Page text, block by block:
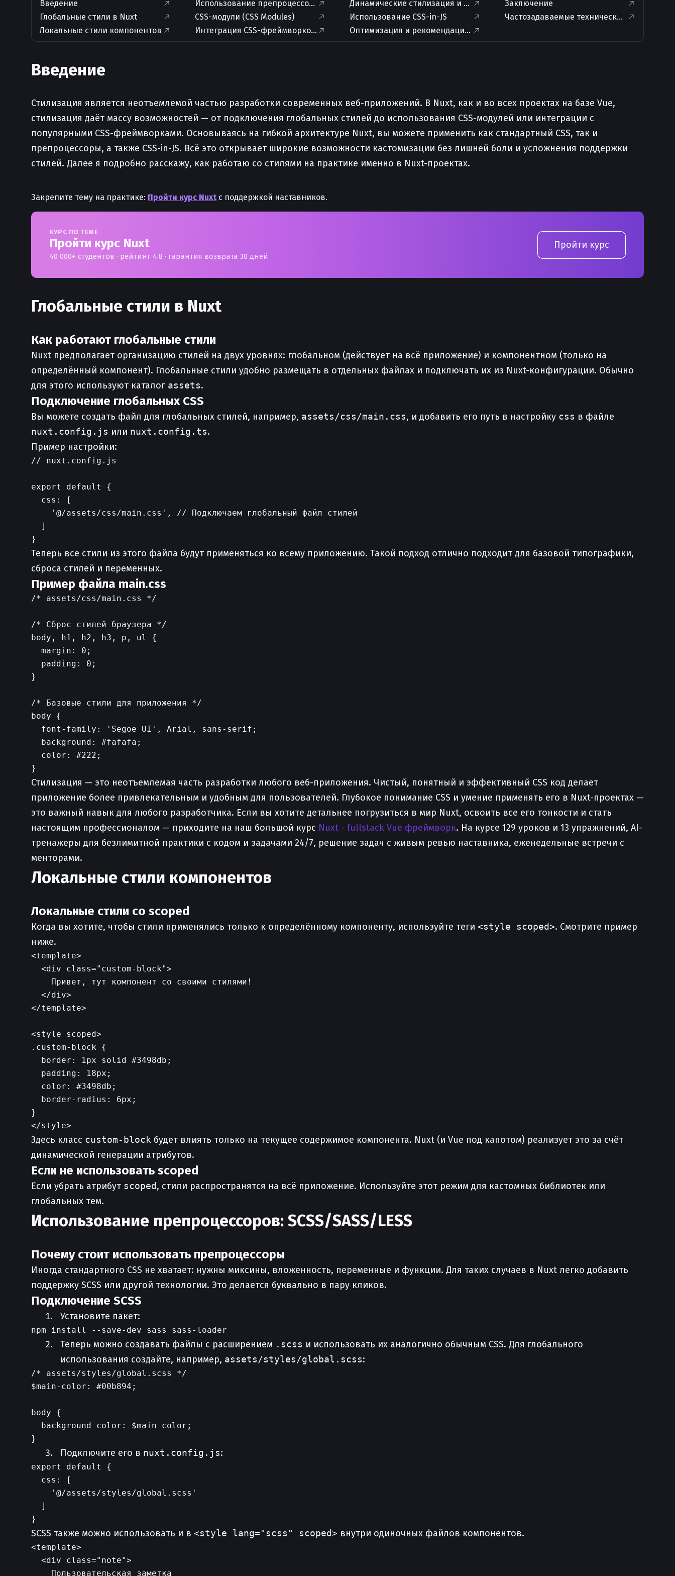
Введение
Глобальные стили в Nuxt
Локальные стили компонентов
Использование препроцессоров: SCSS/SASS/LESS
CSS-модули (CSS Modules)
Интеграция CSS-фреймворков (Tailwind, Bootstrap и др.)
Динамические стилизация и вычисляемые классы
Использование CSS-in-JS
Оптимизация и рекомендации по организации стилей
Заключение
Частозадаваемые технические вопросы и
Введение
Стилизация является неотъемлемой частью разработки современных веб-приложений. В Nuxt, как и во всех проектах на базе Vue,
стилизация даёт массу возможностей — от подключения глобальных стилей до использования CSS-модулей или интеграции с
популярными CSS-фреймворками. Основываясь на гибкой архитектуре Nuxt, вы можете применить как стандартный CSS, так и
препроцессоры, а также CSS-in-JS. Всё это открывает широкие возможности кастомизации без лишней боли и усложнения поддержки
стилей. Далее я подробно расскажу, как работаю со стилями на практике именно в Nuxt-проектах.
Закрепите тему на практике: Пройти курс Nuxt с поддержкой наставников.
КУРС ПО ТЕМЕ
Пройти курс Nuxt
40 000+ студентов · рейтинг 4.8 · гарантия возврата 30 дней
Пройти курс
Глобальные стили в Nuxt
Как работают глобальные стили
Nuxt предполагает организацию стилей на двух уровнях: глобальном (действует на всё приложение) и компонентном (только на
определённый компонент). Глобальные стили удобно размещать в отдельных файлах и подключать их из Nuxt-конфигурации. Обычно
для этого используют каталог assets.
Подключение глобальных CSS
Вы можете создать файл для глобальных стилей, например, assets/css/main.css, и добавить его путь в настройку css в файле
nuxt.config.js или nuxt.config.ts.
Пример настройки:
// nuxt.config.js
export default {
  css: [
    '@/assets/css/main.css', // Подключаем глобальный файл стилей
  ]
Теперь все стили из этого файла будут применяться ко всему приложению. Такой подход отлично подходит для базовой типографики,
сброса стилей и переменных.
Пример файла main.css
/* assets/css/main.css */
/* Сброс стилей браузера */
body, h1, h2, h3, p, ul {
  margin: 0;
  padding: 0;
}
/* Базовые стили для приложения */
body {
  font-family: 'Segoe UI', Arial, sans-serif;
  background: #fafafa;
  color: #222;
Стилизация — это неотъемлемая часть разработки любого веб-приложения. Чистый, понятный и эффективный CSS код делает
приложение более привлекательным и удобным для пользователей. Глубокое понимание CSS и умение применять его в Nuxt-проектах —
это важный навык для любого разработчика. Если вы хотите детальнее погрузиться в мир Nuxt, освоить все его тонкости и стать
настоящим профессионалом — приходите на наш большой курс Nuxt - fullstack Vue фреймворк. На курсе 129 уроков и 13 упражнений, AI-
тренажеры для безлимитной практики с кодом и задачами 24/7, решение задач с живым ревью наставника, еженедельные встречи с
менторами.
Локальные стили компонентов
Локальные стили со scoped
Когда вы хотите, чтобы стили применялись только к определённому компоненту, используйте теги <style scoped>. Смотрите пример
ниже.
<template>
  <div class="custom-block">
    Привет, тут компонент со своими стилями!
  </div>
</template>
<style scoped>
.custom-block {
  border: 1px solid #3498db;
  padding: 18px;
  color: #3498db;
  border-radius: 6px;
}
Здесь класс custom-block будет влиять только на текущее содержимое компонента. Nuxt (и Vue под капотом) реализует это за счёт
динамической генерации атрибутов.
Если не использовать scoped
Если убрать атрибут scoped, стили распространятся на всё приложение. Используйте этот режим для кастомных библиотек или
глобальных тем.
Использование препроцессоров: SCSS/SASS/LESS
Почему стоит использовать препроцессоры
Иногда стандартного CSS не хватает: нужны миксины, вложенность, переменные и функции. Для таких случаев в Nuxt легко добавить
поддержку SCSS или другой технологии. Это делается буквально в пару кликов.
Подключение SCSS
Установите пакет:
Теперь можно создавать файлы с расширением .scss и использовать их аналогично обычным CSS. Для глобального
использования создайте, например, assets/styles/global.scss:
/* assets/styles/global.scss */
$main-color: #00b894;
body {
  background-color: $main-color;
Подключите его в nuxt.config.js:
export default {
  css: [
    '@/assets/styles/global.scss'
  ]
SCSS также можно использовать и в <style lang="scss" scoped> внутри одиночных файлов компонентов.
<template>
  <div class="note">
    Пользовательская заметка